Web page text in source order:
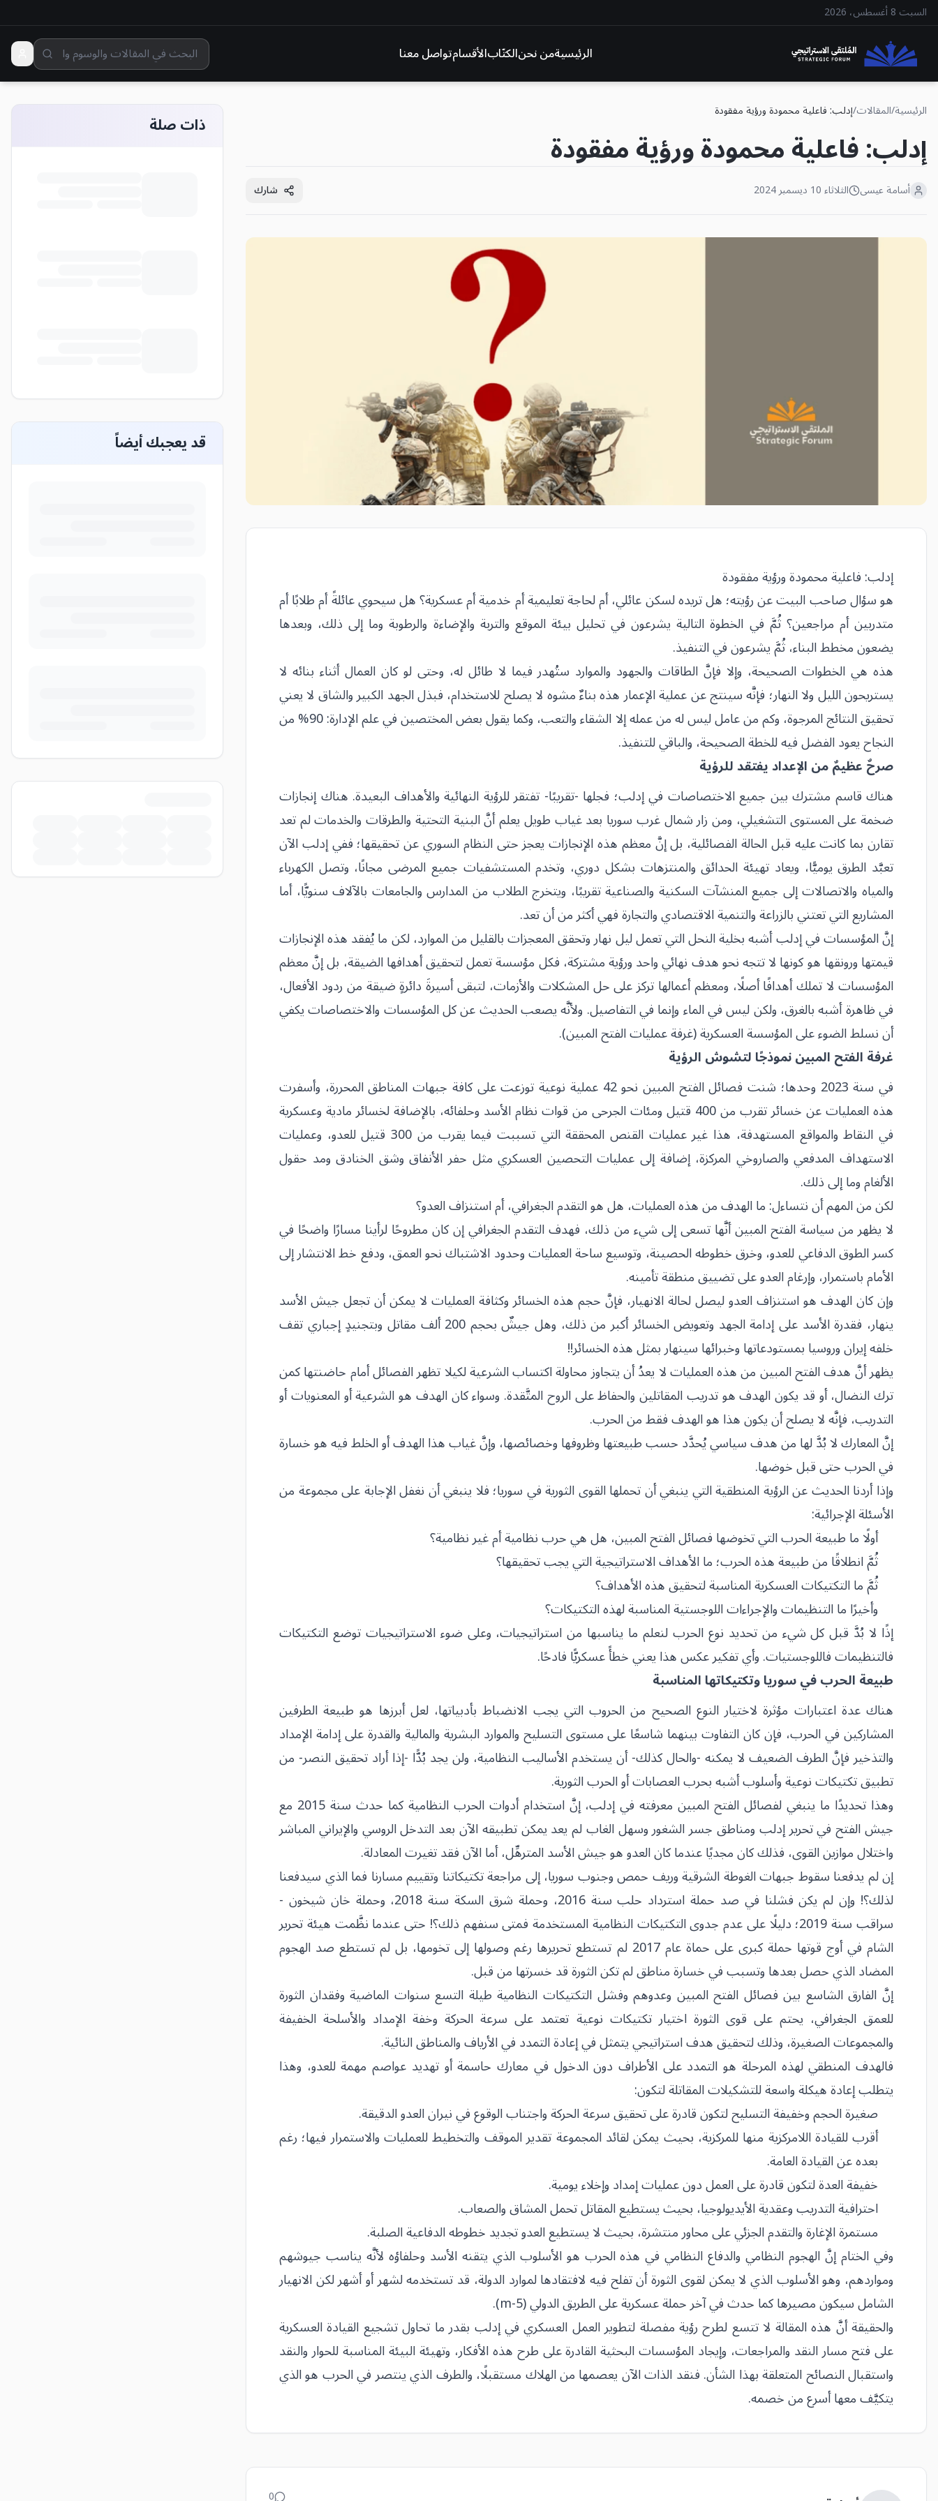
السبت 8 أغسطس، 2026
الرئيسيةمن نحنالكتّابالأقسامتواصل معنا
الرئيسية/المقالات/إدلب: فاعلية محمودة ورؤية مفقودة
إدلب: فاعلية محمودة ورؤية مفقودة
أسامة عيسى الثلاثاء 10 ديسمبر 2024 شارك
إدلب: فاعلية محمودة ورؤية مفقودة
هو سؤال صاحب البيت عن رؤيته؛ هل تريده لسكن عائلي، أم لحاجة تعليمية أم خدمية أم عسكرية؟ هل سيحوي عائلةً أم طلابًا أم
متدربين أم مراجعين؟ ثُمَّ في الخطوة التالية يشرعون في تحليل بيئة الموقع والتربة والإضاءة والرطوبة وما إلى ذلك، وبعدها
يضعون مخطط البناء، ثُمَّ يشرعون في التنفيذ.
هذه هي الخطوات الصحيحة، وإلا فإنَّ الطاقات والجهود والموارد ستُهدر فيما لا طائل له، وحتى لو كان العمال أثناء بنائه لا
يستريحون الليل ولا النهار؛ فإنَّه سينتج عن عملية الإعمار هذه بناءٌ مشوه لا يصلح للاستخدام، فبذل الجهد الكبير والشاق لا يعني
تحقيق النتائج المرجوة، وكم من عامل ليس له من عمله إلا الشقاء والتعب، وكما يقول بعض المختصين في علم الإدارة: 90% من
النجاح يعود الفضل فيه للخطة الصحيحة، والباقي للتنفيذ.
صرحٌ عظيمٌ من الإعداد يفتقد للرؤية
هناك قاسم مشترك بين جميع الاختصاصات في إدلب؛ فجلها -تقريبًا- تفتقر للرؤية النهائية والأهداف البعيدة. هناك إنجازات
ضخمة على المستوى التشغيلي، ومن زار شمال غرب سوريا بعد غياب طويل يعلم أنَّ البنية التحتية والطرقات والخدمات لم تعد
تقارن بما كانت عليه قبل الحالة الفصائلية، بل إنَّ معظم هذه الإنجازات يعجز حتى النظام السوري عن تحقيقها؛ ففي إدلب الآن
تعبَّد الطرق يوميًّا، ويعاد تهيئة الحدائق والمنتزهات بشكل دوري، وتخدم المستشفيات جميع المرضى مجانًا، وتصل الكهرباء
والمياه والاتصالات إلى جميع المنشآت السكنية والصناعية تقريبًا، ويتخرج الطلاب من المدارس والجامعات بالآلاف سنويًّا، أما
المشاريع التي تعتني بالزراعة والتنمية الاقتصادي والتجارة فهي أكثر من أن تعد.
إنَّ المؤسسات في إدلب أشبه بخلية النحل التي تعمل ليل نهار وتحقق المعجزات بالقليل من الموارد، لكن ما يُفقد هذه الإنجازات
قيمتها ورونقها هو كونها لا تتجه نحو هدف نهائي واحد ورؤية مشتركة، فكل مؤسسة تعمل لتحقيق أهدافها الضيقة، بل إنَّ معظم
المؤسسات لا تملك أهدافًا أصلًا، ومعظم أعمالها تركز على حل المشكلات والأزمات، لتبقى أسيرةَ دائرةٍ ضيقة من ردود الأفعال،
في ظاهرة أشبه بالغرق، ولكن ليس في الماء وإنما في التفاصيل. ولأنَّه يصعب الحديث عن كل المؤسسات والاختصاصات يكفي
أن نسلط الضوء على المؤسسة العسكرية (غرفة عمليات الفتح المبين).
غرفة الفتح المبين نموذجًا لتشوش الرؤية
في سنة 2023 وحدها؛ شنت فصائل الفتح المبين نحو 42 عملية نوعية توزعت على كافة جبهات المناطق المحررة، وأسفرت
هذه العمليات عن خسائر تقرب من 400 قتيل ومئات الجرحى من قوات نظام الأسد وحلفائه، بالإضافة لخسائر مادية وعسكرية
في النقاط والمواقع المستهدفة، هذا غير عمليات القنص المحققة التي تسببت فيما يقرب من 300 قتيل للعدو، وعمليات
الاستهداف المدفعي والصاروخي المركزة، إضافة إلى عمليات التحصين العسكري مثل حفر الأنفاق وشق الخنادق ومد حقول
الألغام وما إلى ذلك.
لكن من المهم أن نتساءل: ما الهدف من هذه العمليات، هل هو التقدم الجغرافي، أم استنزاف العدو؟
لا يظهر من سياسة الفتح المبين أنَّها تسعى إلى شيء من ذلك، فهدف التقدم الجغرافي إن كان مطروحًا لرأينا مسارًا واضحًا في
كسر الطوق الدفاعي للعدو، وخرق خطوطه الحصينة، وتوسيع ساحة العمليات وحدود الاشتباك نحو العمق، ودفع خط الانتشار إلى
الأمام باستمرار، وإرغام العدو على تضييق منطقة تأمينه.
وإن كان الهدف هو استنزاف العدو ليصل لحالة الانهيار، فإنَّ حجم هذه الخسائر وكثافة العمليات لا يمكن أن تجعل جيش الأسد
ينهار، فقدرة الأسد على إدامة الجهد وتعويض الخسائر أكبر من ذلك، وهل جيشٌ بحجم 200 ألف مقاتل وبتجنيدٍ إجباري تقف
خلفه إيران وروسيا بمستودعاتها وخبرائها سينهار بمثل هذه الخسائر!!
يظهر أنَّ هدف الفتح المبين من هذه العمليات لا يعدُ أن يتجاوز محاولة اكتساب الشرعية لكيلا تظهر الفصائل أمام حاضنتها كمن
ترك النضال، أو قد يكون الهدف هو تدريب المقاتلين والحفاظ على الروح المتَّقدة. وسواء كان الهدف هو الشرعية أو المعنويات أو
التدريب، فإنَّه لا يصلح أن يكون هذا هو الهدف فقط من الحرب.
إنَّ المعارك لا بُدَّ لها من هدف سياسي يُحدَّد حسب طبيعتها وظروفها وخصائصها، وإنَّ غياب هذا الهدف أو الخلط فيه هو خسارة
في الحرب حتى قبل خوضها.
وإذا أردنا الحديث عن الرؤية المنطقية التي ينبغي أن تحملها القوى الثورية في سوريا؛ فلا ينبغي أن نغفل الإجابة على مجموعة من
الأسئلة الإجرائية:
أولًا ما طبيعة الحرب التي تخوضها فصائل الفتح المبين، هل هي حرب نظامية أم غير نظامية؟
ثُمَّ انطلاقًا من طبيعة هذه الحرب؛ ما الأهداف الاستراتيجية التي يجب تحقيقها؟
ثُمَّ ما التكتيكات العسكرية المناسبة لتحقيق هذه الأهداف؟
وأخيرًا ما التنظيمات والإجراءات اللوجستية المناسبة لهذه التكتيكات؟
إذًا لا بُدَّ قبل كل شيء من تحديد نوع الحرب لنعلم ما يناسبها من استراتيجيات، وعلى ضوء الاستراتيجيات توضع التكتيكات
فالتنظيمات فاللوجستيات. وأي تفكير عكس هذا يعني خطأً عسكريًّا فادحًا.
طبيعة الحرب في سوريا وتكتيكاتها المناسبة
هناك عدة اعتبارات مؤثرة لاختيار النوع الصحيح من الحروب التي يجب الانضباط بأدبياتها، لعل أبرزها هو طبيعة الطرفين
المشاركين في الحرب، فإن كان التفاوت بينهما شاسعًا على مستوى التسليح والموارد البشرية والمالية والقدرة على إدامة الإمداد
والتذخير فإنَّ الطرف الضعيف لا يمكنه -والحال كذلك- أن يستخدم الأساليب النظامية، ولن يجد بُدًّا -إذا أراد تحقيق النصر- من
تطبيق تكتيكات نوعية وأسلوب أشبه بحرب العصابات أو الحرب الثورية.
وهذا تحديدًا ما ينبغي لفصائل الفتح المبين معرفته في إدلب، إنَّ استخدام أدوات الحرب النظامية كما حدث سنة 2015 مع
جيش الفتح في تحرير إدلب ومناطق جسر الشغور وسهل الغاب لم يعد يمكن تطبيقه الآن بعد التدخل الروسي والإيراني المباشر
واختلال موازين القوى، فذلك كان مجديًا عندما كان العدو هو جيش الأسد المترهِّل، أما الآن فقد تغيرت المعادلة.
إن لم يدفعنا سقوط جبهات الغوطة الشرقية وريف حمص وجنوب سوريا، إلى مراجعة تكتيكاتنا وتقييم مسارنا فما الذي سيدفعنا
لذلك؟! وإن لم يكن فشلنا في صد حملة استرداد حلب سنة 2016، وحملة شرق السكة سنة 2018، وحملة خان شيخون -
سراقب سنة 2019؛ دليلًا على عدم جدوى التكتيكات النظامية المستخدمة فمتى سنفهم ذلك؟! حتى عندما نظَّمت هيئة تحرير
الشام في أوج قوتها حملة كبرى على حماة عام 2017 لم تستطع تحريرها رغم وصولها إلى تخومها، بل لم تستطع صد الهجوم
المضاد الذي حصل بعدها وتسبب في خسارة مناطق لم تكن الثورة قد خسرتها من قبل.
إنَّ الفارق الشاسع بين فصائل الفتح المبين وعدوهم وفشل التكتيكات النظامية طيلة التسع سنوات الماضية وفقدان الثورة
للعمق الجغرافي، يحتم على قوى الثورة اختيار تكتيكات نوعية تعتمد على سرعة الحركة وخفة الإمداد والأسلحة الخفيفة
والمجموعات الصغيرة، وذلك لتحقيق هدف استراتيجي يتمثل في إعادة التمدد في الأرياف والمناطق النائية.
فالهدف المنطقي لهذه المرحلة هو التمدد على الأطراف دون الدخول في معارك حاسمة أو تهديد عواصم مهمة للعدو، وهذا
يتطلب إعادة هيكلة واسعة للتشكيلات المقاتلة لتكون:
صغيرة الحجم وخفيفة التسليح لتكون قادرة على تحقيق سرعة الحركة واجتناب الوقوع في نيران العدو الدقيقة.
أقرب للقيادة اللامركزية منها للمركزية، بحيث يمكن لقائد المجموعة تقدير الموقف والتخطيط للعمليات والاستمرار فيها؛ رغم
بعده عن القيادة العامة.
خفيفة العدة لتكون قادرة على العمل دون عمليات إمداد وإخلاء يومية.
احترافية التدريب وعقدية الأيديولوجيا، بحيث يستطيع المقاتل تحمل المشاق والصعاب.
مستمرة الإغارة والتقدم الجزئي على محاور منتشرة، بحيث لا يستطيع العدو تجديد خطوطه الدفاعية الصلبة.
وفي الختام إنَّ الهجوم النظامي والدفاع النظامي في هذه الحرب هو الأسلوب الذي يتقنه الأسد وحلفاؤه لأنَّه يناسب جيوشهم
ومواردهم، وهو الأسلوب الذي لا يمكن لقوى الثورة أن تفلح فيه لافتقادها لموارد الدولة، قد تستخدمه لشهر أو أشهر لكن الانهيار
الشامل سيكون مصيرها كما حدث في آخر حملة عسكرية على الطريق الدولي (m-5).
والحقيقة أنَّ هذه المقالة لا تتسع لطرح رؤية مفصلة لتطوير العمل العسكري في إدلب بقدر ما تحاول تشجيع القيادة العسكرية
على فتح مسار النقد والمراجعات، وإيجاد المؤسسات البحثية القادرة على طرح هذه الأفكار، وتهيئة البيئة المناسبة للحوار والنقد
واستقبال النصائح المتعلقة بهذا الشأن. فنقد الذات الآن يعصمها من الهلاك مستقبلًا، والطرف الذي ينتصر في الحرب هو الذي
يتكيَّف معها أسرع من خصمه.
0
ذات صلة
قد يعجبك أيضاً